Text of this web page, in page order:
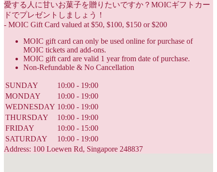
愛する人に甘いお菓子を贈りたいですか？MOICギフトカー
ドでプレゼントしましょう！
- MOIC Gift Card valued at $50, $100, $150 or $200
MOIC gift card can only be used online for purchase of
MOIC tickets and add-ons.
MOIC gift card are valid 1 year from date of purchase.
Non-Refundable & No Cancellation
SUNDAY
10:00 - 19:00
MONDAY
10:00 - 19:00
WEDNESDAY 10:00 - 19:00
THURSDAY
10:00 - 19:00
FRIDAY
10:00 - 15:00
SATURDAY
10:00 - 19:00
Address: 100 Loewen Rd, Singapore 248837